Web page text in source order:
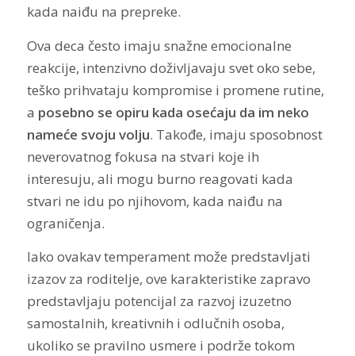
kada naiđu na prepreke.
Ova deca često imaju snažne emocionalne
reakcije, intenzivno doživljavaju svet oko sebe,
teško prihvataju kompromise i promene rutine,
a posebno se opiru kada osećaju da im neko
nameće svoju volju. Takođe, imaju sposobnost
neverovatnog fokusa na stvari koje ih
interesuju, ali mogu burno reagovati kada
stvari ne idu po njihovom, kada naiđu na
ograničenja.
Iako ovakav temperament može predstavljati
izazov za roditelje, ove karakteristike zapravo
predstavljaju potencijal za razvoj izuzetno
samostalnih, kreativnih i odlučnih osoba,
ukoliko se pravilno usmere i podrže tokom